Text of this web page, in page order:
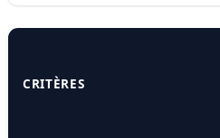
CRITÈRES